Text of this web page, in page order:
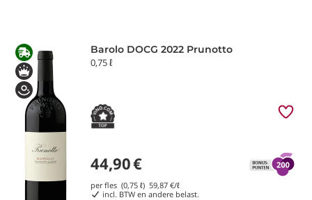
Barolo DOCG 2022 Prunotto
0,75 ℓ
44,90€
per fles (0,75 ℓ) 59,87 €/ℓ
incl. BTW en andere belast.